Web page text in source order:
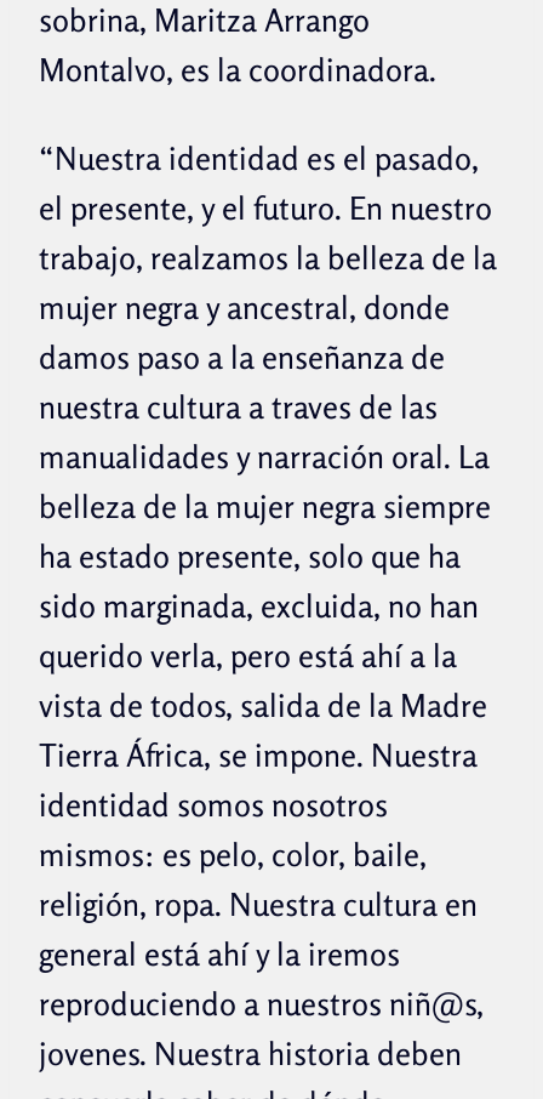
sobrina, Maritza Arrango
Montalvo, es la coordinadora.
“Nuestra identidad es el pasado,
el presente, y el futuro. En nuestro
trabajo, realzamos la belleza de la
mujer negra y ancestral, donde
damos paso a la enseñanza de
nuestra cultura a traves de las
manualidades y narración oral. La
belleza de la mujer negra siempre
ha estado presente, solo que ha
sido marginada, excluida, no han
querido verla, pero está ahí a la
vista de todos, salida de la Madre
Tierra África, se impone. Nuestra
identidad somos nosotros
mismos: es pelo, color, baile,
religión, ropa. Nuestra cultura en
general está ahí y la iremos
reproduciendo a nuestros niñ@s,
jovenes. Nuestra historia deben